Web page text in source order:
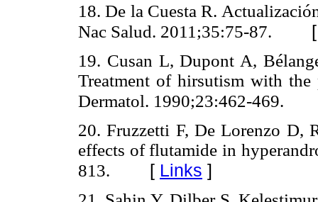
18. De la Cuesta R.
Nac Salud. 2011;35:75-87.
19. Cusan L, Dupont A,
Treatment of hirsutism with
Dermatol. 1990;23:462-469.
20. Fruzzetti F, De Lorenzo D,
effects of flutamide in
813. [ Links ]